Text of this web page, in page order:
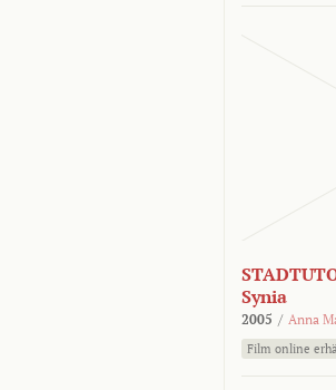
Synia
2005 / Anna
Film online